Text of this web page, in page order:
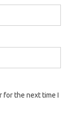
for the next time I